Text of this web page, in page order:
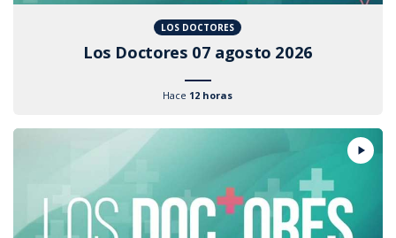
LOS DOCTORES
Los Doctores 07 agosto 2026
Hace 12 horas